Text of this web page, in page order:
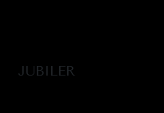
JUBILER